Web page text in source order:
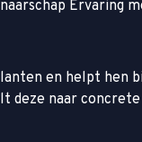
Ervaring
en helpt hen
naar